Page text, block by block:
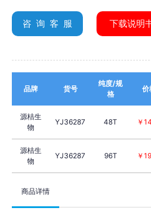
咨 询 客 服 下载说明
品牌 货号
纯度/规
格
价
源桔生
物
YJ36287 48T ￥
源桔生
物
YJ36287 96T ￥
商品详情